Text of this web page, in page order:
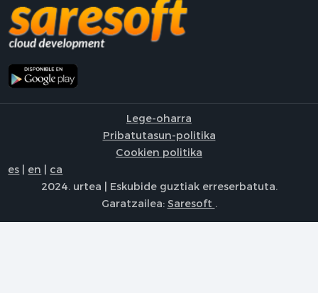
Lege-oharra
Pribatutasun-politika
Cookien politika
es | en | ca
2024. urtea | Eskubide guztiak erreserbatuta.
Garatzailea: Saresoft .